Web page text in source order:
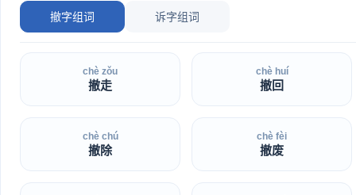
撤字组词 诉字组词
chè zǒu
撤走
chè huí
撤回
chè chú
撤除
chè fèi
撤废